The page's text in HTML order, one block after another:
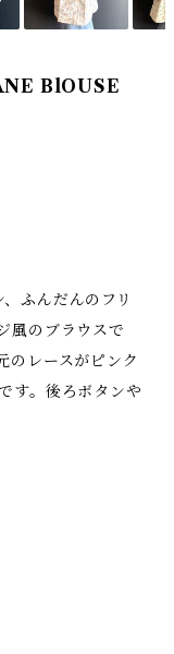
BlOUSE
ふんだんのフリ
風のブラウスで
のレースがピンク
す。後ろボタンや